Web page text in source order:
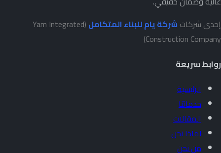
إحدى شركاتشركة يام للبناء المتكامل (Yam Integrated
Construction Company)
روابط سريعة
الرئيسية
خدماتنا
المقالات
لماذا نحن
من نحن